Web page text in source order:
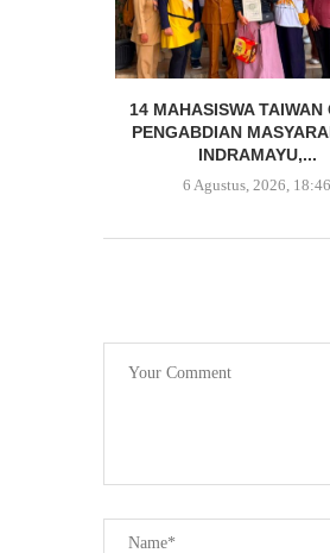
14 MAHASISWA TAIWAN
PENGABDIAN
INDRAMAYU,...
6 Agustus, 2026, 18:46